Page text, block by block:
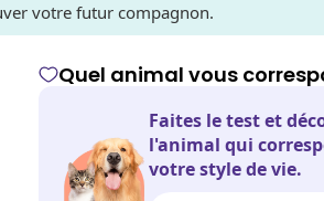
votre futur compagnon.
Quel animal vous
Faites le test et
l'animal qui
votre style de vie.